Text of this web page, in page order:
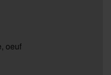
oeuf